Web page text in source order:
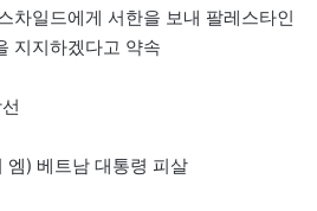
차일드에게 서한을 보내 팔레스타인
지지하겠다고 약속
엠) 베트남 대통령 피살